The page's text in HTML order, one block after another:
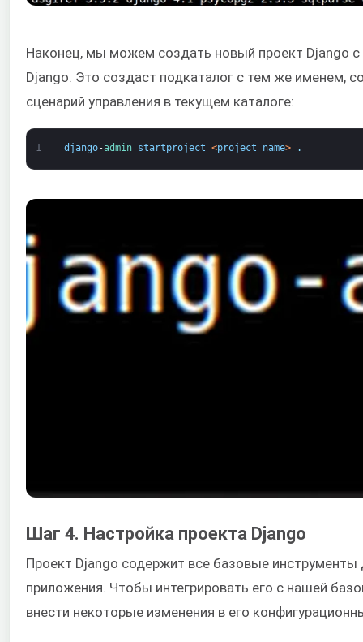
Наконец, мы можем создать новый проект Django
Django. Это создаст подкаталог с тем же именем,
сценарий управления в текущем каталоге:
1 django-admin startproject <project_name> .
Шаг 4. Настройка проекта Django
Проект Django содержит все базовые инструменты
приложения. Чтобы интегрировать его с нашей
внести некоторые изменения в его